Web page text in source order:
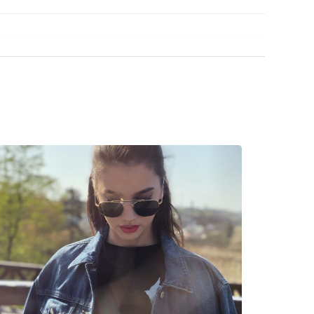
d'autres modèles de marques